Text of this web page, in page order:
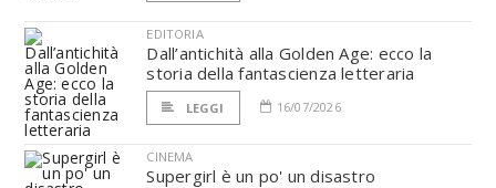
EDITORIA
Dall’antichità alla Golden Age: ecco la
storia della fantascienza letteraria
LEGGI 16/07/2026
CINEMA
Supergirl è un po' un disastro